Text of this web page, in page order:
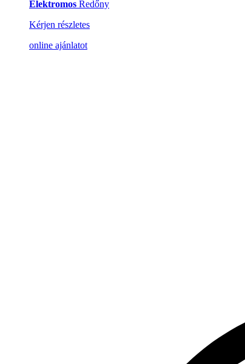
Elektromos Redőny
Kérjen részletes
online ajánlatot